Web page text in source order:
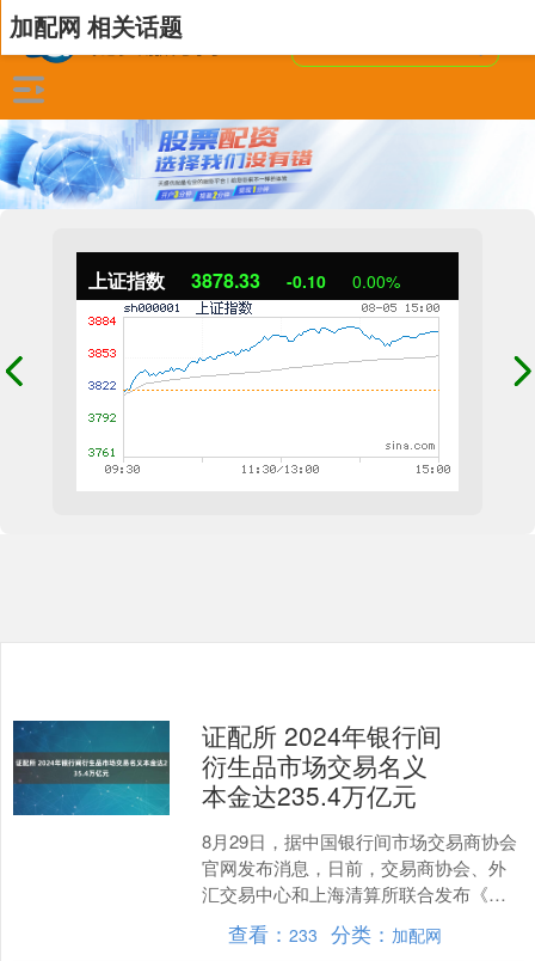
上证指数 3878.33 -0.10 0.00%
加配网 相关话题
证配所 2024年银行间
衍生品市场交易名义
本金达235.4万亿元
8月29日，据中国银行间市场交易商协会
官网发布消息，日前，交易商协会、外
汇交易中心和上海清算所联合发布《中
国场外金融衍生品市场发展报告(2024年
度)》，对银行....
查看： 233 分类： 加配网